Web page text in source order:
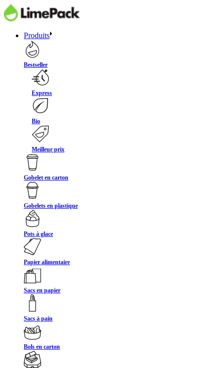
Produits
Bestseller
Express
Bio
Meilleur prix
Gobelet en carton
Gobelets en plastique
Pots à glace
Papier alimentaire
Sacs en papier
Sacs à pain
Bols en carton